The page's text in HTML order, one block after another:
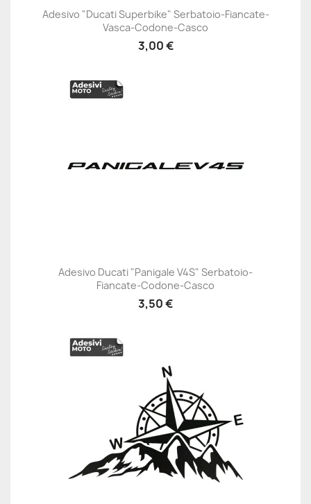
Adesivo "Ducati Superbike" Serbatoio-Fiancate-
Vasca-Codone-Casco
3,00 €
Adesivo Ducati "Panigale V4S" Serbatoio-
Fiancate-Codone-Casco
3,50 €